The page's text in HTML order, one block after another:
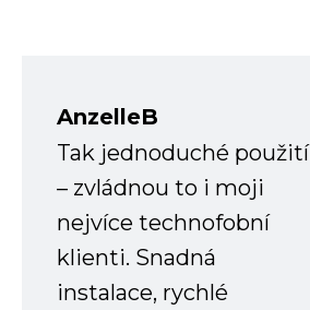
AnzelleB
Tak jednoduché použití
– zvládnou to i moji
nejvíce technofobní
klienti. Snadná
instalace, rychlé